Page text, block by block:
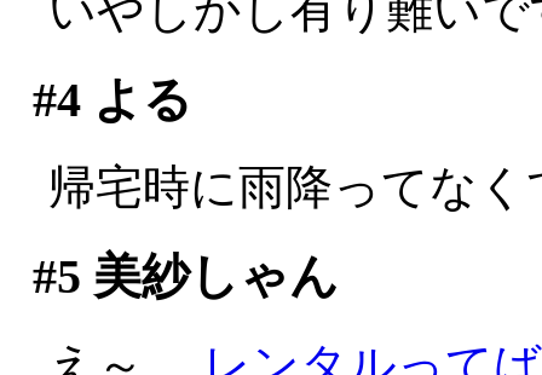
#4よる
帰宅時に雨降ってな
#5 美紗しゃん
え～、
レンタルってば